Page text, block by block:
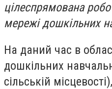
цілеспрямована
мережі дошкільних
На даний час в
дошкільних
сільській